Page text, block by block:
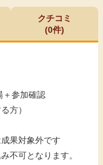
クチコミ
(0件)
＋参加確認
方）
果対象外です
不可となります。